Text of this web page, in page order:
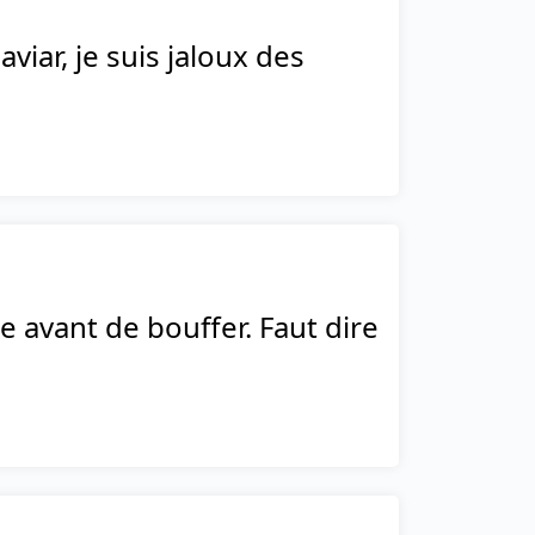
je suis jaloux des
avant de bouffer. Faut dire